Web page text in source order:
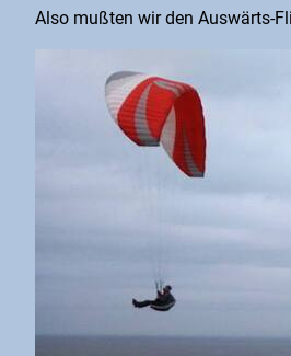
Also mußten wir den Auswärts-